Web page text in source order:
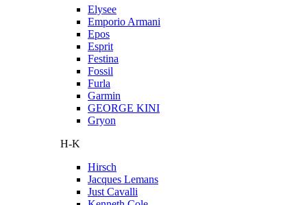
Elysee
Emporio Armani
Epos
Esprit
Festina
Fossil
Furla
Garmin
GEORGE KINI
Gryon
H-K
Hirsch
Jacques Lemans
Just Cavalli